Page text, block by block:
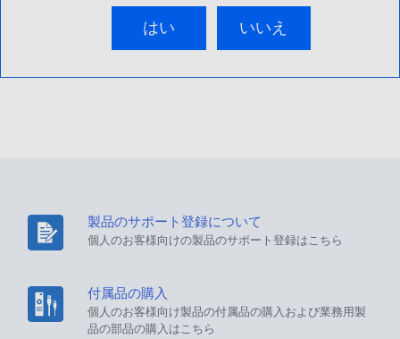
はい いいえ
製品のサポート登録について
個人のお客様向けの製品のサポート登録はこちら
付属品の購入
個人のお客様向け製品の付属品の購入および業務用製
品の部品の購入はこちら